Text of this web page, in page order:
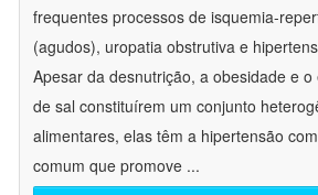
frequentes processos de isquemia-
(agudos), uropatia obstrutiva e
Apesar da desnutrição, a obesidade e
de sal constituírem um conjunto
alimentares, elas têm a hipertensão
comum que promove ...